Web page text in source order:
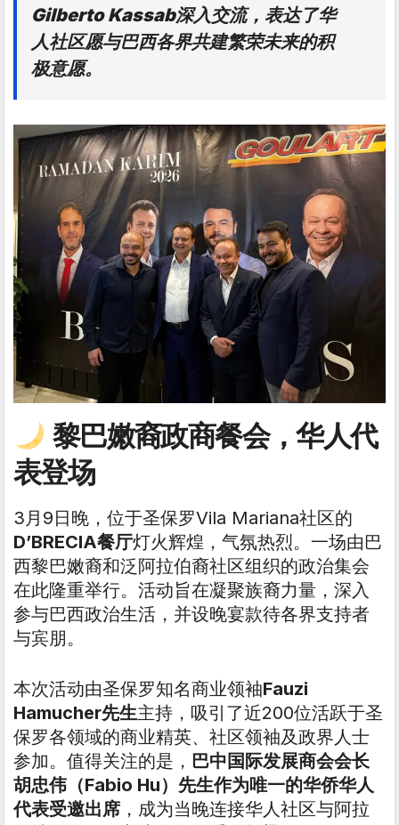
Gilberto Kassab深入交流，表达了华
人社区愿与巴西各界共建繁荣未来的积
极意愿。
黎巴嫩裔政商餐会，华人代
表登场
3月9日晚，位于圣保罗Vila Mariana社区的
D’BRECIA餐厅灯火辉煌，气氛热烈。一场由巴
西黎巴嫩裔和泛阿拉伯裔社区组织的政治集会
在此隆重举行。活动旨在凝聚族裔力量，深入
参与巴西政治生活，并设晚宴款待各界支持者
与宾朋。
本次活动由圣保罗知名商业领袖Fauzi
Hamucher先生主持，吸引了近200位活跃于圣
保罗各领域的商业精英、社区领袖及政界人士
参加。值得关注的是， 巴中国际发展商会会长
胡忠伟（Fabio Hu）先生作为唯一的华侨华人
代表受邀出席 ，成为当晚连接华人社区与阿拉